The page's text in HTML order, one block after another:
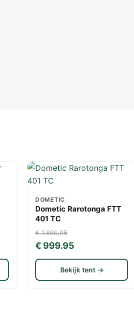
DOMETIC
Dometic Rarotonga FTT
401 TC
€ 1.899,95
€ 999.95
Bekijk tent →